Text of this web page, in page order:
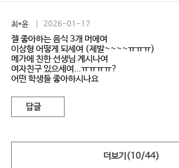
최*윤 | 2026-01-17
젤 좋아하는 음식 3개 머에여
이상형 어떻게 되세여 (제발~~~~ㅠㅠㅠ)
메가에 친한 선생님 계시나여
여자친구 있으세여...ㅠㅠㅠㅠ?
어떤 학생들 좋아하시나요
답글
더보기(10/44)